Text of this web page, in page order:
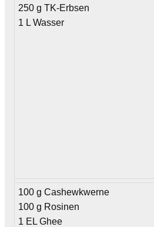
250 g TK-Erbsen
1 L Wasser
100 g Cashewkwerne
100 g Rosinen
1 EL Ghee